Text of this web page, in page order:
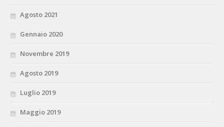
Agosto 2021
Gennaio 2020
Novembre 2019
Agosto 2019
Luglio 2019
Maggio 2019